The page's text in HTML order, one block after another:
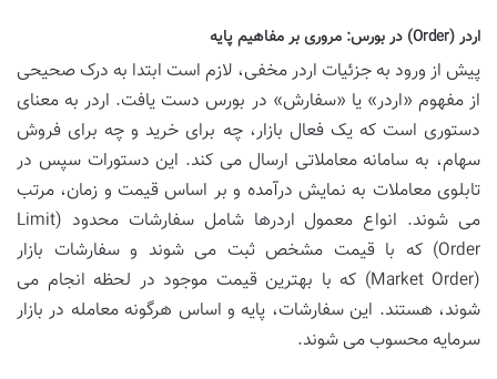
اردر (Order) در بورس: مروری بر مفاهیم پایه
پیش از ورود به جزئیات اردر مخفی، لازم است ابتدا به درک صحیحی
از مفهوم «اردر» یا «سفارش» در بورس دست یافت. اردر به معنای
دستوری است که یک فعال بازار، چه برای خرید و چه برای فروش
سهام، به سامانه معاملاتی ارسال می کند. این دستورات سپس در
تابلوی معاملات به نمایش درآمده و بر اساس قیمت و زمان، مرتب
می شوند. انواع معمول اردرها شامل سفارشات محدود (Limit
Order) که با قیمت مشخص ثبت می شوند و سفارشات بازار
(Market Order) که با بهترین قیمت موجود در لحظه انجام می
شوند، هستند. این سفارشات، پایه و اساس هرگونه معامله در بازار
سرمایه محسوب می شوند.